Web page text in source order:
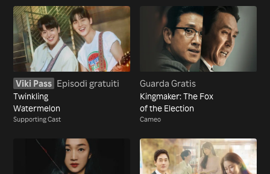
Viki Pass Episodi gratuiti
Twinkling
Watermelon
Supporting Cast
Guarda Gratis
Kingmaker: The Fox
of the Election
Cameo